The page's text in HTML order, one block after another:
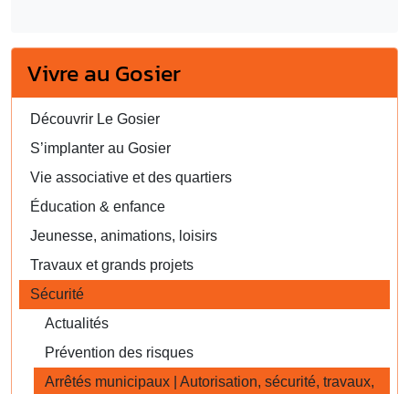
Vivre au Gosier
Découvrir Le Gosier
S’implanter au Gosier
Vie associative et des quartiers
Éducation & enfance
Jeunesse, animations, loisirs
Travaux et grands projets
Sécurité
Actualités
Prévention des risques
Arrêtés municipaux | Autorisation, sécurité, travaux,